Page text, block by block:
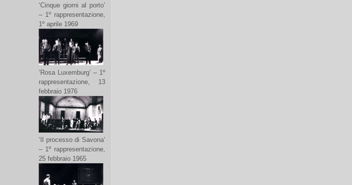
‘Cinque giorni al porto’
– 1º rappresentazione,
1º aprile 1969
‘Rosa Luxemburg’ – 1º
rappresentazione, 13
febbraio 1976
‘Il processo di Savona’
– 1º rappresentazione,
25 febbraio 1965